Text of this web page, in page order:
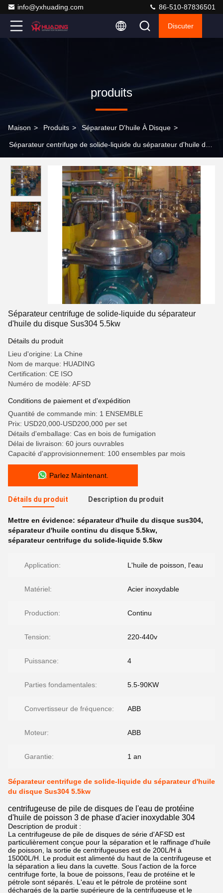
info@yxhuading.com 86-510-87836501
Discuter
produits
Maison > Produits > Séparateur D'huile À Disque >
Séparateur centrifuge de solide-liquide du séparateur d'huile du
Séparateur centrifuge de solide-liquide du séparateur
d'huile du disque Sus304 5.5kw
Détails du produit
Lieu d'origine: La Chine
Nom de marque: HUADING
Certification: CE ISO
Numéro de modèle: AFSD
Conditions de paiement et d'expédition
Quantité de commande min: 1 ENSEMBLE
Prix: USD20,000-USD200,000 per set
Détails d'emballage: Cas en bois de fumigation
Délai de livraison: 60 jours ouvrables
Capacité d'approvisionnement: 100 ensembles par mois
Parlez Maintenant.
Détails du produit Description du produit
Mettre en évidence: séparateur d'huile du disque sus304,
séparateur d'huile continu du disque 5.5kw,
séparateur centrifuge du solide-liquide 5.5kw
Application: L'huile de poisson, l'eau
Matériel: Acier inoxydable
Production: Continu
Tension: 220-440v
Puissance: 4
Parties fondamentales: 5.5-90KW
Convertisseur de fréquence: ABB
Moteur: ABB
Garantie: 1 an
Séparateur centrifuge de solide-liquide du séparateur d'huile
du disque Sus304 5.5kw
centrifugeuse de pile de disques de l'eau de protéine
d'huile de poisson 3 de phase d'acier inoxydable 304
Description de produit :
La centrifugeuse de pile de disques de série d'AFSD est
particulièrement conçue pour la séparation et le raffinage d'huile
de poisson, la sortie de centrifugeuses est de 200L/H à
15000L/H. Le produit est alimenté du haut de la centrifugeuse et
la séparation a lieu dans la cuvette. Sous l'action de la force
centrifuge forte, la boue de poissons, l'eau de protéine et le
pétrole sont séparés. L'eau et le pétrole de protéine sont
déchargés de la partie supérieure de la centrifugeuse et le